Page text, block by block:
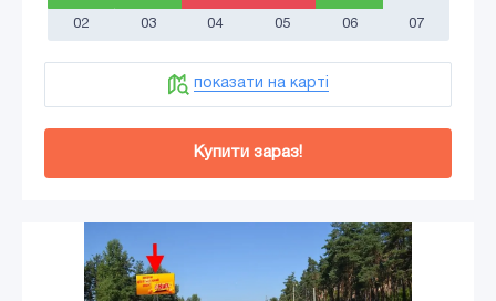
02 03 04 05 06 07
показати на карті
Купити зараз!